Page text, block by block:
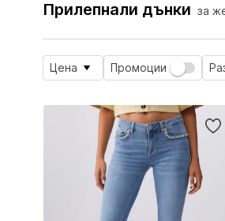
Прилепнали дънки за
Цена Промоции